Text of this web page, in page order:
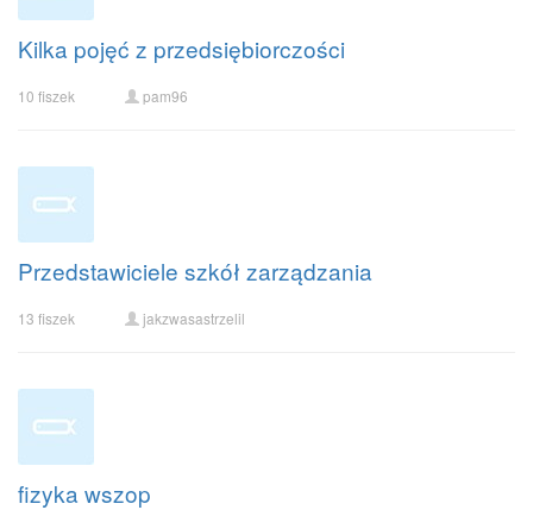
Kilka pojęć z przedsiębiorczości
10 fiszek pam96
Przedstawiciele szkół zarządzania
13 fiszek jakzwasastrzelil
fizyka wszop